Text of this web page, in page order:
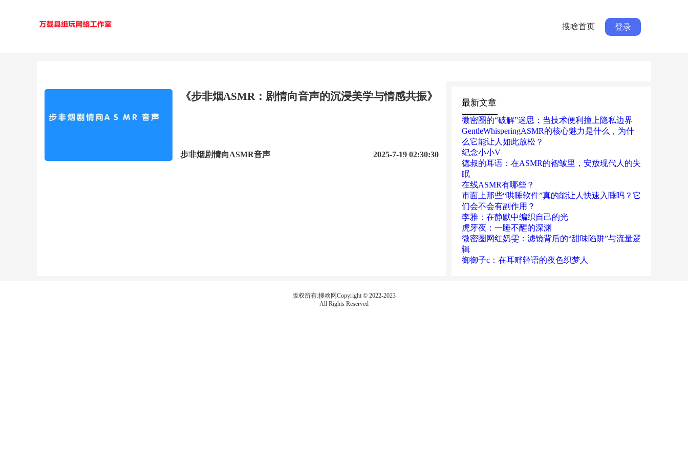
搜啥首页 登录
《步非烟ASMR：剧情向音声的沉浸美学与情感共振》
步非烟剧情向ASMR音声 2025-7-19 02:30:30
最新文章
微密圈的“破解”迷思：当技术便利撞上隐私边界
GentleWhisperingASMR的核心魅力是什么，为什
么它能让人如此放松？
纪念小小V
德叔的耳语：在ASMR的褶皱里，安放现代人的失
眠
在线ASMR有哪些？
市面上那些“哄睡软件”真的能让人快速入睡吗？它
们会不会有副作用？
李雅：在静默中编织自己的光
虎牙夜：一睡不醒的深渊
微密圈网红奶雯：滤镜背后的“甜味陷阱”与流量逻
辑
御御子c：在耳畔轻语的夜色织梦人
版权所有:搜啥网Copyright © 2022-2023
All Rights Reserved